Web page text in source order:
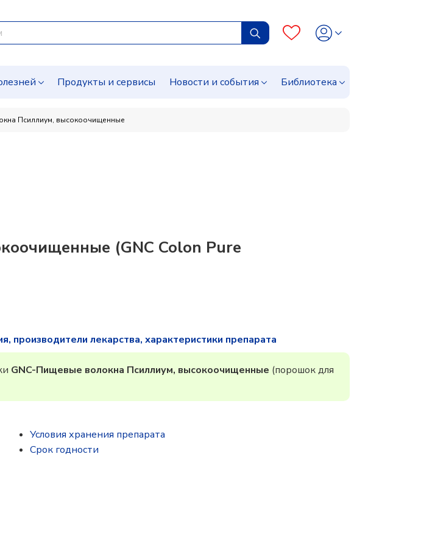
Продукты и сервисы Новости и события Библиотека
Псиллиум, высокоочищенные
(GNC Colon Pure
лекарства, характеристики препарата
GNC-Пищевые волокна Псиллиум, высокоочищенные (порошок для
Условия хранения препарата
Срок годности